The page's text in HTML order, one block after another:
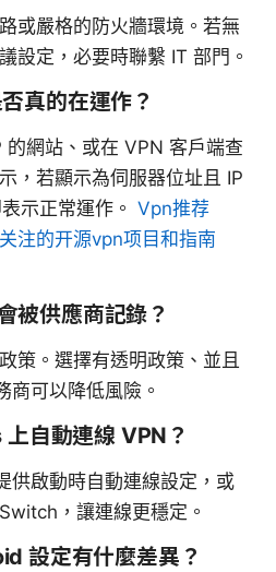
或嚴格的防火牆環境。若無
設定，必要時聯繫 IT 部門。
真的在運作？
的網站、或在 VPN 客戶端查
，若顯示為伺服器位址且 IP
示正常運作。 Vpn推荐
注的开源vpn项目和指南
被供應商記錄？
策。選擇有透明政策、並且
商可以降低風險。
自動連線 VPN？
供啟動時自動連線設定，或
，讓連線更穩定。
設定有什麼差異？